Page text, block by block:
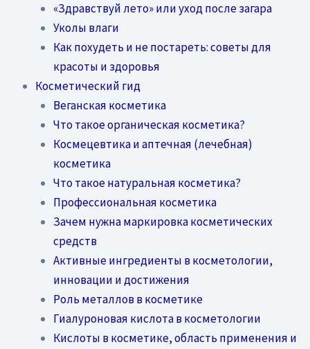
«Здравствуй лето» или уход после загара
Уколы влаги
Как похудеть и не постареть: советы для
красоты и здоровья
Косметический гид
Веганская косметика
Что такое органическая косметика?
Космецевтика и аптечная (лечебная)
косметика
Что такое натуральная косметика?
Профессиональная косметика
Зачем нужна маркировка косметических
средств
Активные ингредиенты в косметологии,
инновации и достижения
Роль металлов в косметике
Гиалуроновая кислота в косметологии
Кислоты в косметике, область применения и